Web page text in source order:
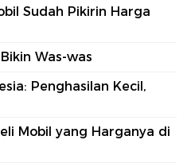
Sudah Pikirin Harga
Was-was
Penghasilan Kecil,
Mobil yang Harganya di